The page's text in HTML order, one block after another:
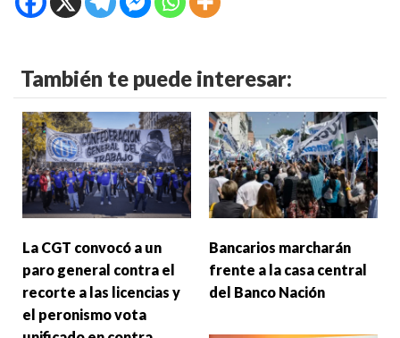
También te puede interesar:
La CGT convocó a un
paro general contra el
recorte a las licencias y
el peronismo vota
Bancarios marcharán
frente a la casa central
del Banco Nación